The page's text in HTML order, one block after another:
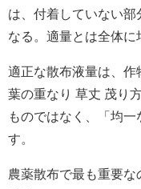
は、付着していない
なる。適量とは全体に
適正な散布液量は、
葉の重なり 草丈 茂り
ものではなく、「均
す。
農薬散布で最も重要